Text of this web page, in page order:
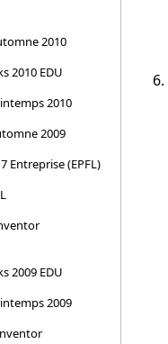
2010
2010 EDU
2010
2009
Entreprise (EPFL)
2009 EDU
2009